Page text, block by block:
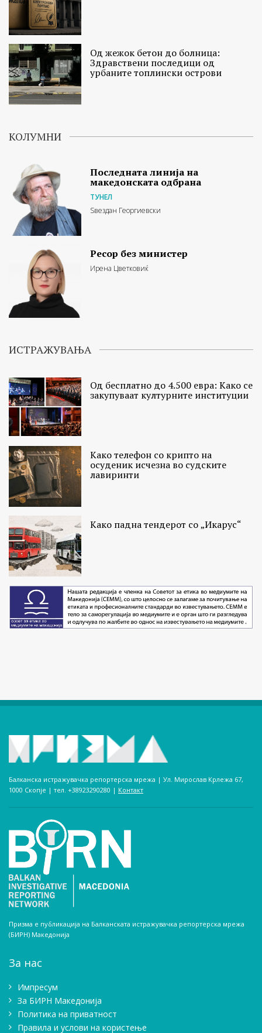
Од жежок бетон до болница:
Здравствени последици од
урбаните топлински острови
КОЛУМНИ
Последната линија на
македонската одбрана
ТУНЕЛ
Ѕвездан Георгиевски
Ресор без министер
Ирена Цветковиќ
ИСТРАЖУВАЊА
Од бесплатно до 4.500 евра: Како се
закупуваат културните институции
Како телефон со крипто на
осуденик исчезна во судските
лавиринти
Како падна тендерот со „Икарус“
Балканска истражувачка репортерска мрежа | Ул. Мирослав Крлежа 67,
1000 Скопје | тел. +38923290280­ | Контакт
Призма е публикација на Балканската истражувачка репортерска мрежа
(БИРН) Македонија
За нас
Импресум
Зa БИРН Македонија
Политика на приватност
Правила и услови на користење